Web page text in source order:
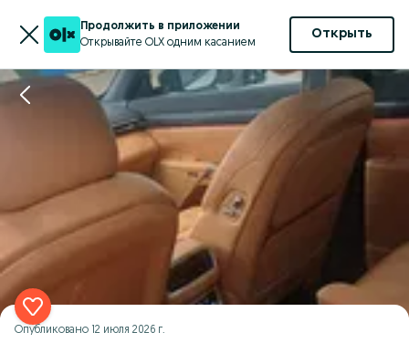
Продолжить в приложении
Открывайте OLX одним касанием
Открыть
Опубликовано 12 июля 2026 г.